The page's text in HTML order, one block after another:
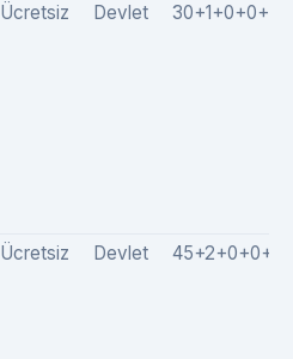
Ücretsiz Devlet 30+1+0+0+3
Ücretsiz Devlet 45+2+0+0+0